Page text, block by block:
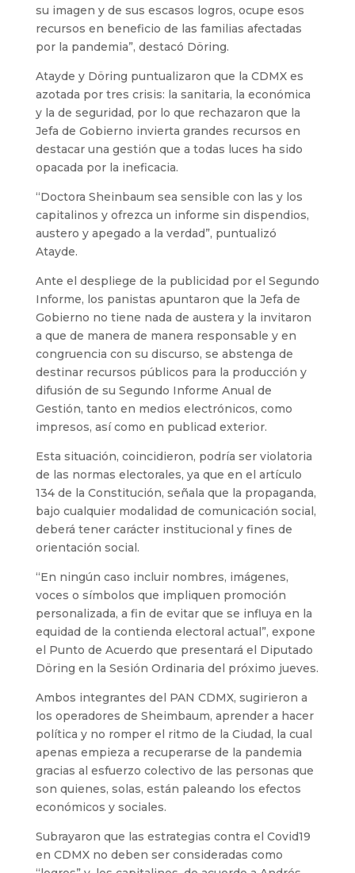
su imagen y de sus escasos logros, ocupe esos
recursos en beneficio de las familias afectadas
por la pandemia”, destacó Döring.
Atayde y Döring puntualizaron que la CDMX es
azotada por tres crisis: la sanitaria, la económica
y la de seguridad, por lo que rechazaron que la
Jefa de Gobierno invierta grandes recursos en
destacar una gestión que a todas luces ha sido
opacada por la ineficacia.
“Doctora Sheinbaum sea sensible con las y los
capitalinos y ofrezca un informe sin dispendios,
austero y apegado a la verdad”, puntualizó
Atayde.
Ante el despliege de la publicidad por el Segundo
Informe, los panistas apuntaron que la Jefa de
Gobierno no tiene nada de austera y la invitaron
a que de manera de manera responsable y en
congruencia con su discurso, se abstenga de
destinar recursos públicos para la producción y
difusión de su Segundo Informe Anual de
Gestión, tanto en medios electrónicos, como
impresos, así como en publicad exterior.
Esta situación, coincidieron, podría ser violatoria
de las normas electorales, ya que en el artículo
134 de la Constitución, señala que la propaganda,
bajo cualquier modalidad de comunicación social,
deberá tener carácter institucional y fines de
orientación social.
“En ningún caso incluir nombres, imágenes,
voces o símbolos que impliquen promoción
personalizada, a fin de evitar que se influya en la
equidad de la contienda electoral actual”, expone
el Punto de Acuerdo que presentará el Diputado
Döring en la Sesión Ordinaria del próximo jueves.
Ambos integrantes del PAN CDMX, sugirieron a
los operadores de Sheimbaum, aprender a hacer
política y no romper el ritmo de la Ciudad, la cual
apenas empieza a recuperarse de la pandemia
gracias al esfuerzo colectivo de las personas que
son quienes, solas, están paleando los efectos
económicos y sociales.
Subrayaron que las estrategias contra el Covid19
en CDMX no deben ser consideradas como